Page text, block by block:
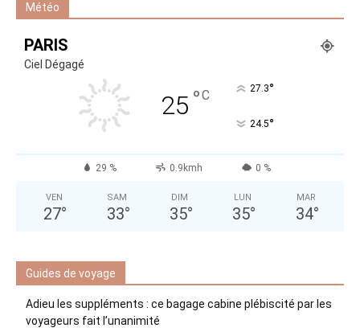
Météo
PARIS
Ciel Dégagé
25 °C 27.3°
24.5°
29 % 0.9kmh 0 %
VEN
27°
SAM
33°
DIM
35°
LUN
35°
MAR
34°
Guides de voyage
Adieu les suppléments : ce bagage cabine plébiscité par les
voyageurs fait l’unanimité